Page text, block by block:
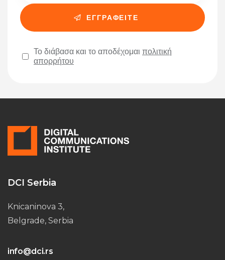
Το διάβασα και το αποδέχομαι πολιτική
απορρήτου
DCI Serbia
Knicaninova 3,
Belgrade, Serbia
info@dci.rs